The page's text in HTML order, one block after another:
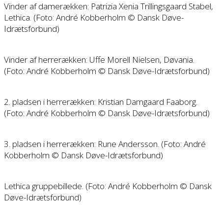
Vinder af damerækken: Patrizia Xenia Trillingsgaard Stabel,
Lethica. (Foto: André Kobberholm © Dansk Døve-
Idrætsforbund)
Vinder af herrerækken: Uffe Morell Nielsen, Døvania.
(Foto: André Kobberholm © Dansk Døve-Idrætsforbund)
2. pladsen i herrerækken: Kristian Damgaard Faaborg.
(Foto: André Kobberholm © Dansk Døve-Idrætsforbund)
3. pladsen i herrerækken: Rune Andersson. (Foto: André
Kobberholm © Dansk Døve-Idrætsforbund)
Lethica gruppebillede. (Foto: André Kobberholm © Dansk
Døve-Idrætsforbund)